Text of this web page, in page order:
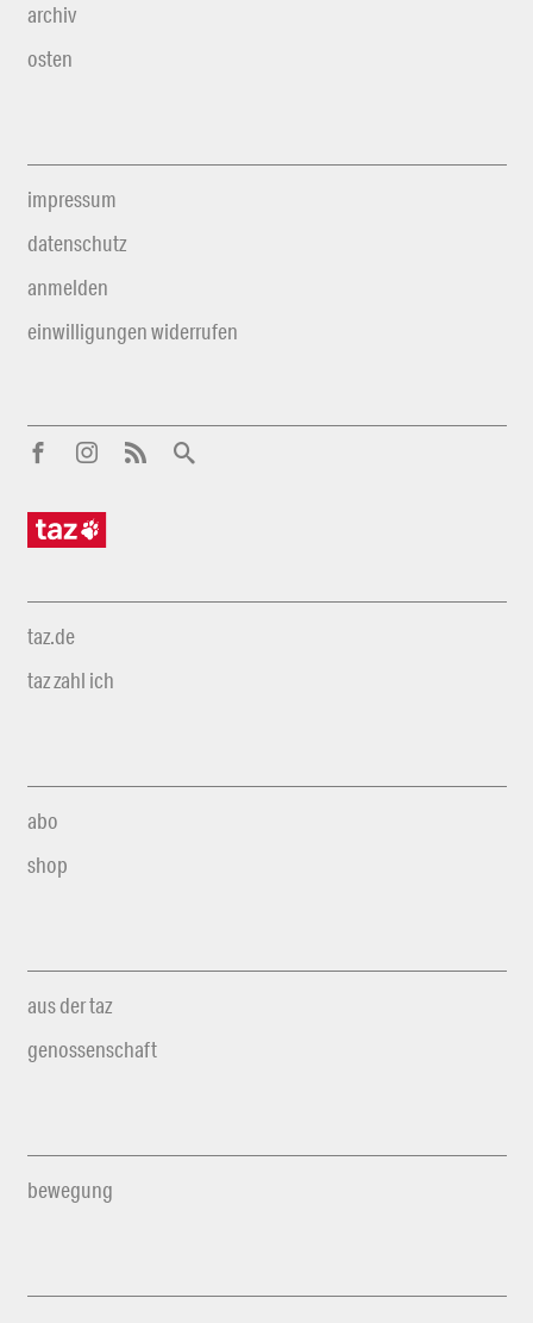
archiv
osten
impressum
datenschutz
anmelden
einwilligungen widerrufen
taz.de
taz zahl ich
abo
shop
aus der taz
genossenschaft
bewegung